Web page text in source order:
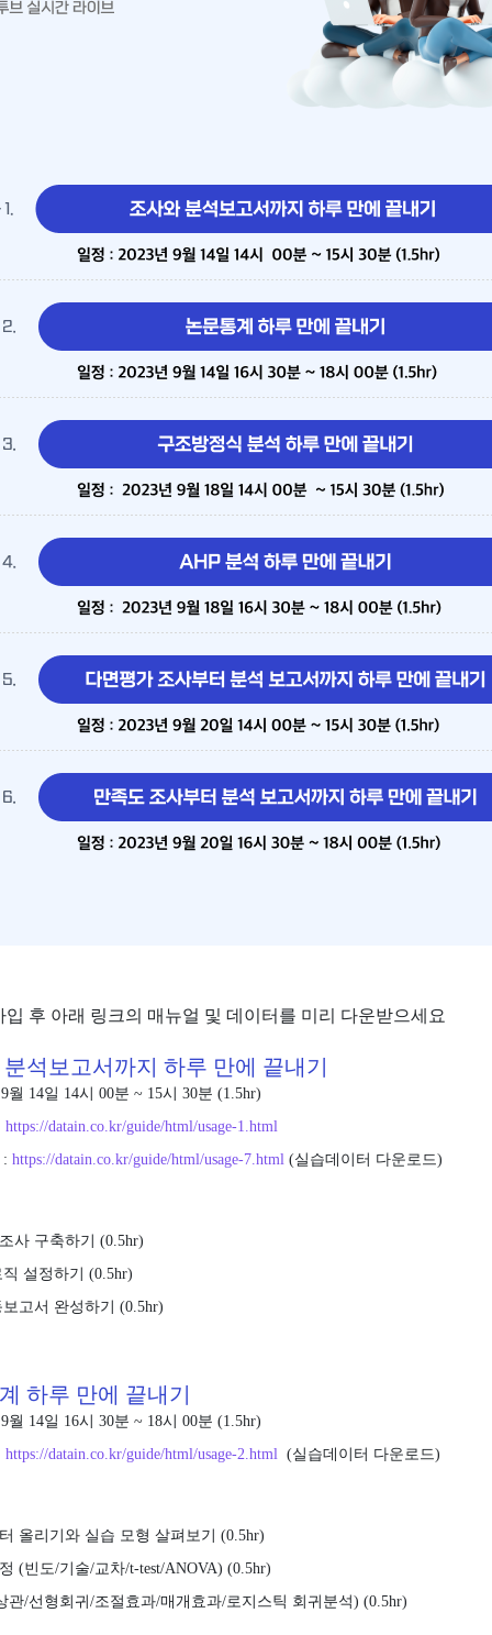
후 아래 링크의 매뉴얼 및 데이터를 미리 다운받으세요
석보고서까지 하루 만에 끝내기
월 14일 14시 00분 ~ 15시 30분 (1.5hr)
datain.co.kr/guide/html/usage-1.html
: https://datain.co.kr/guide/html/usage-7.html (실습데이터 다운로드)
사 구축하기 (0.5hr)
설정하기 (0.5hr)
고서 완성하기 (0.5hr)
하루 만에 끝내기
월 14일 16시 30분 ~ 18시 00분 (1.5hr)
datain.co.kr/guide/html/usage-2.html (실습데이터 다운로드)
올리기와 실습 모형 살펴보기 (0.5hr)
(빈도/기술/교차/t-test/ANOVA) (0.5hr)
관/선형회귀/조절효과/매개효과/로지스틱 회귀분석) (0.5hr)